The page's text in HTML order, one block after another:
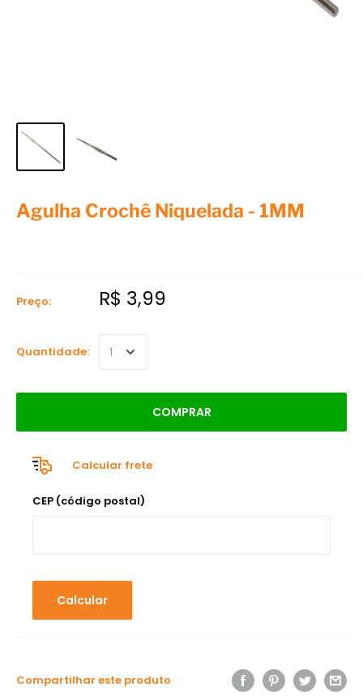
Agulha Crochê Niquelada - 1MM
Preço: R$ 3,99
Quantidade:
COMPRAR
Calcular frete
CEP (código postal)
Calcular
Compartilhar este produto